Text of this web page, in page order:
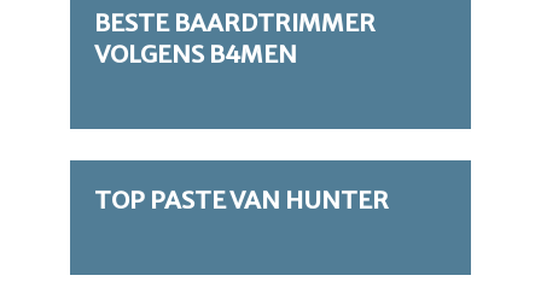
BESTE BAARDTRIMMER
VOLGENS B4MEN
TOP PASTE VAN HUNTER